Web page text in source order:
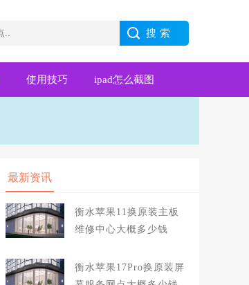
使用技巧 ipad怎么截图
最新资讯
衡水苹果11换原装主板
维修中心大概多少钱
衡水苹果17Pro换原装屏